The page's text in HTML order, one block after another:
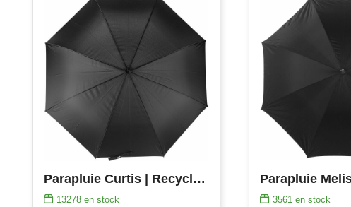
Parapluie Curtis | Recyclé | Automatique | 27 pouces
13278en stock 3561 en stock